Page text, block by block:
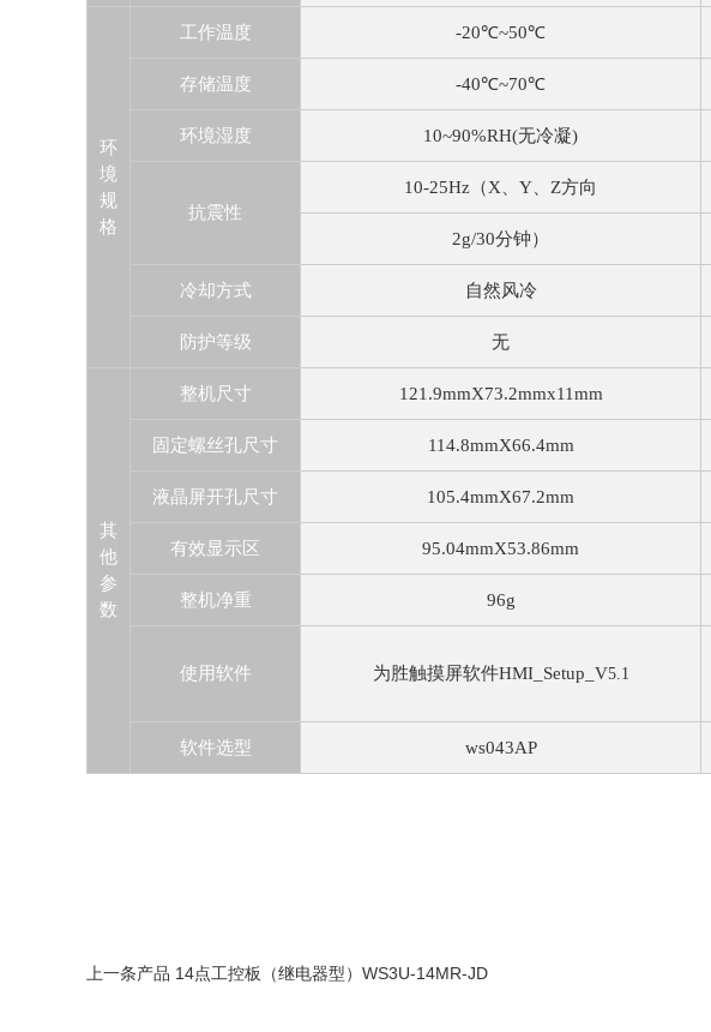
环
境
规
格
工作温度 -20℃~50℃
存储温度 -40℃~70℃
环境湿度 10~90%RH(无冷凝)
抗震性
10-25Hz（X、Y、Z方向
2g/30分钟）
冷却方式 自然风冷
防护等级 无
其
他
参
数
整机尺寸 121.9mmX73.2mmx11mm
固定螺丝孔尺寸 114.8mmX66.4mm
液晶屏开孔尺寸 105.4mmX67.2mm
有效显示区 95.04mmX53.86mm
整机净重 96g
使用软件 为胜触摸屏软件HMI_Setup_V5.1
软件选型 ws043AP
上一条产品 14点工控板（继电器型）WS3U-14MR-JD